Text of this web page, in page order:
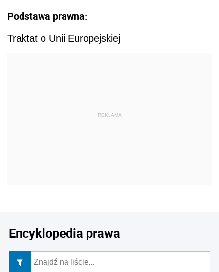
Podstawa prawna:
Traktat o Unii Europejskiej
REKLAMA
Encyklopedia prawa